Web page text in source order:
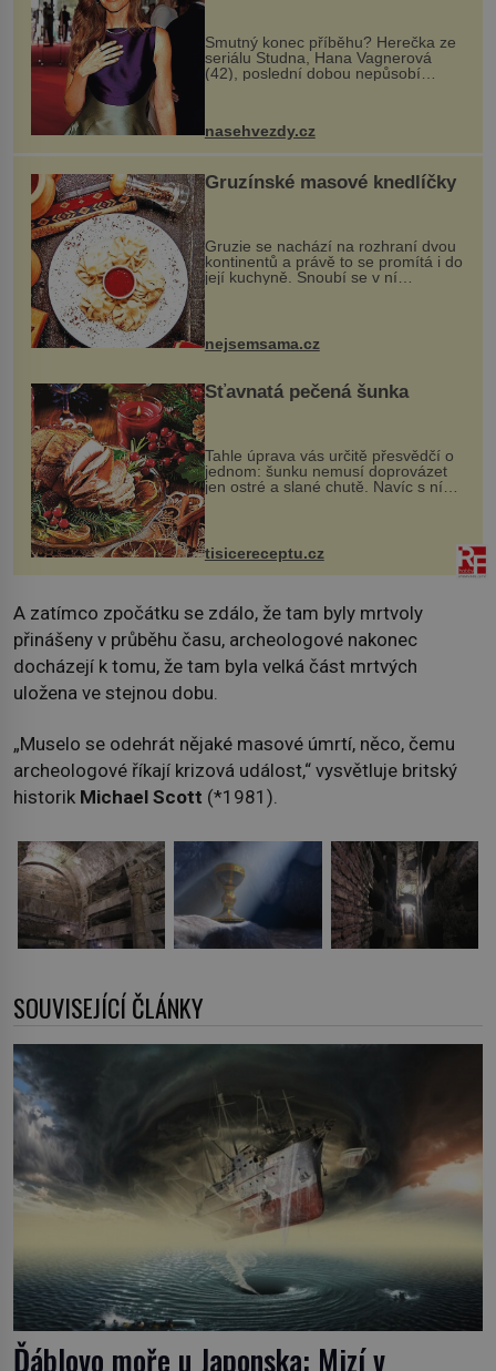
Smutný konec příběhu? Herečka ze
seriálu Studna, Hana Vagnerová
(42), poslední dobou nepůsobí
nasehvezdy.cz
Gruzínské masové knedlíčky
Gruzie se nachází na rozhraní dvou
kontinentů a právě to se promítá i do
její kuchyně. Snoubí se v ní
evropské a asijské chutě a díky tomu
pokrmy, které rozhodně st...
nejsemsama.cz
Šťavnatá pečená šunka
Tahle úprava vás určitě přesvědčí o
jednom: šunku nemusí doprovázet
jen ostré a slané chutě. Navíc s ní
nakrmíte poměrně hodně hladových
krků. Ingredience sádlo 3 kg šunky
vcelku 3 stroužky česneku hl...
tisicereceptu.cz
A zatímco zpočátku se zdálo, že tam byly mrtvoly
přinášeny v průběhu času, archeologové nakonec
docházejí k tomu, že tam byla velká část mrtvých
uložena ve stejnou dobu.
„Muselo se odehrát nějaké masové úmrtí, něco, čemu
archeologové říkají krizová událost,“ vysvětluje britský
historik Michael Scott (*1981).
SOUVISEJÍCÍ ČLÁNKY
Ďáblovo moře u Japonska: Mizí v